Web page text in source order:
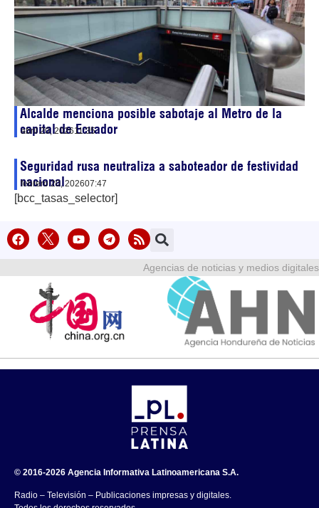
Alcalde menciona posible sabotaje al Metro de la
capital de Ecuador
abril 20, 202611:35
Seguridad rusa neutraliza a saboteador de festividad
nacional
febrero 20, 202607:47
[bcc_tasas_selector]
Agencias de noticias y medios digitales
© 2016-2026 Agencia Informativa Latinoamericana S.A.
Radio – Televisión – Publicaciones impresas y digitales.